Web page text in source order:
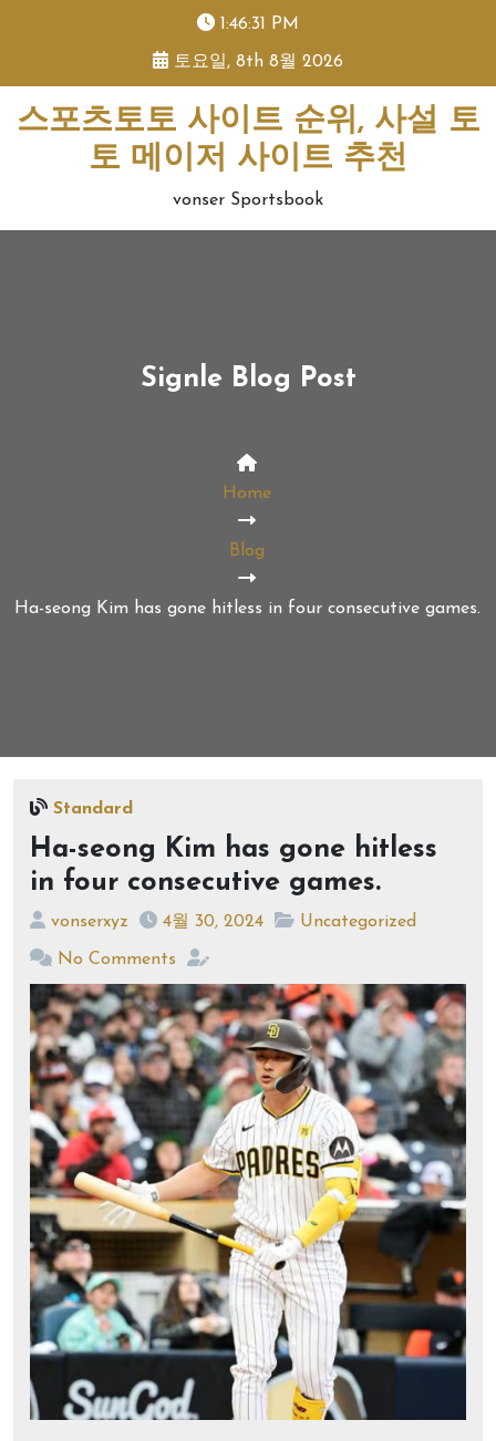
1:46:31 PM
토요일, 8th 8월 2026
스포츠토토 사이트 순위, 사설 토
토 메이저 사이트 추천
vonser Sportsbook
Signle Blog Post
Home
Blog
Ha-seong Kim has gone hitless in four consecutive games.
Standard
Ha-seong Kim has gone hitless
in four consecutive games.
vonserxyz 4월 30, 2024 Uncategorized
No Comments